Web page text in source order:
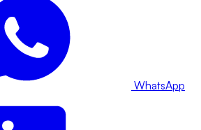
WhatsApp